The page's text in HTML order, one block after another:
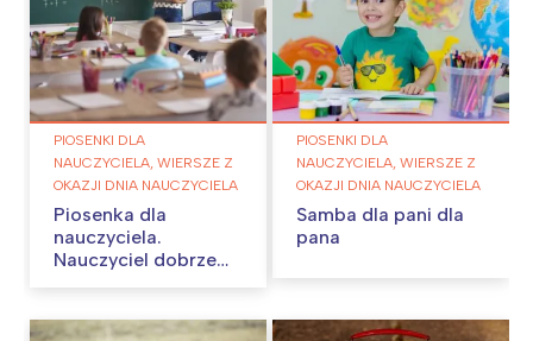
PIOSENKI DLA
NAUCZYCIELA, WIERSZE Z
OKAZJI DNIA NAUCZYCIELA
Piosenka dla
nauczyciela.
Nauczyciel dobrze
PIOSENKI DLA
NAUCZYCIELA, WIERSZE Z
OKAZJI DNIA NAUCZYCIELA
Samba dla pani dla
pana